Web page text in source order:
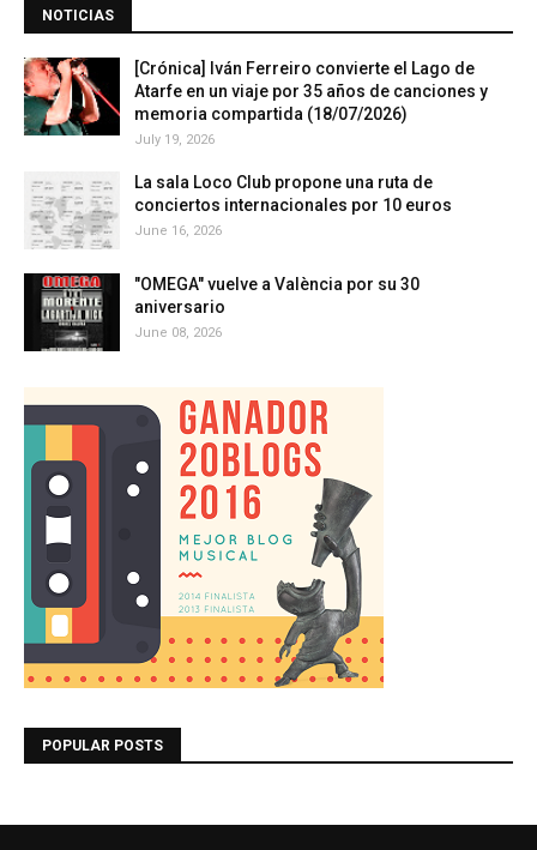
NOTICIAS
[Crónica] Iván Ferreiro convierte el Lago de
Atarfe en un viaje por 35 años de canciones y
memoria compartida (18/07/2026)
July 19, 2026
La sala Loco Club propone una ruta de
conciertos internacionales por 10 euros
June 16, 2026
"OMEGA" vuelve a València por su 30
aniversario
June 08, 2026
POPULAR POSTS